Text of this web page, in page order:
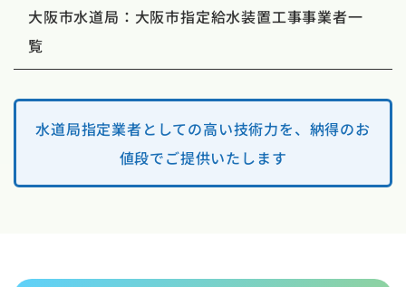
大阪市水道局：大阪市指定給水装置工事事業者一
覧
水道局指定業者としての高い技術力を、納得のお
値段でご提供いたします